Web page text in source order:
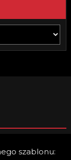
szablonu: